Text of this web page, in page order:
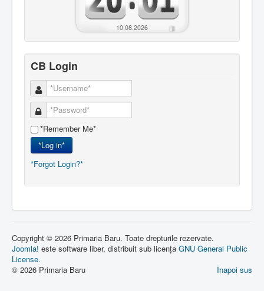
10.08.2026
CB Login
*Remember Me*
*Log in*
*Forgot Login?*
Copyright © 2026 Primaria Baru. Toate drepturile rezervate.
Joomla! este software liber, distribuit sub licența GNU General Public
License.
Înapoi sus
© 2026 Primaria Baru